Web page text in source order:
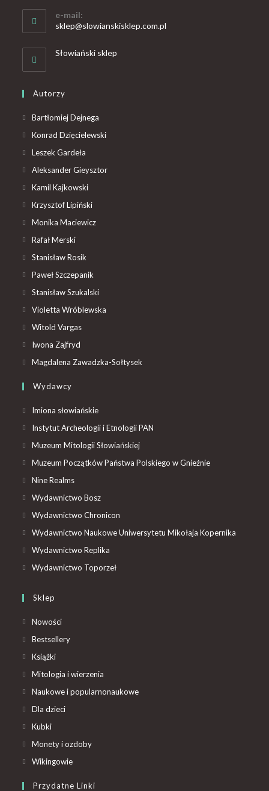
e-mail:
sklep@slowianskisklep.com.pl
Słowiański sklep
Autorzy
Bartłomiej Dejnega
Konrad Dzięcielewski
Leszek Gardeła
Aleksander Gieysztor
Kamil Kajkowski
Krzysztof Lipiński
Monika Maciewicz
Rafał Merski
Stanisław Rosik
Paweł Szczepanik
Stanisław Szukalski
Violetta Wróblewska
Witold Vargas
Iwona Zajfryd
Magdalena Zawadzka-Sołtysek
Wydawcy
Imiona słowiańskie
Instytut Archeologii i Etnologii PAN
Muzeum Mitologii Słowiańskiej
Muzeum Początków Państwa Polskiego w Gnieźnie
Nine Realms
Wydawnictwo Bosz
Wydawnictwo Chronicon
Wydawnictwo Naukowe Uniwersytetu Mikołaja Kopernika
Wydawnictwo Replika
Wydawnictwo Toporzeł
Sklep
Nowości
Bestsellery
Książki
Mitologia i wierzenia
Naukowe i popularnonaukowe
Dla dzieci
Kubki
Monety i ozdoby
Wikingowie
Przydatne Linki